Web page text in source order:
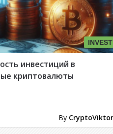
INVEST
By
инвестиций в
криптовалюты